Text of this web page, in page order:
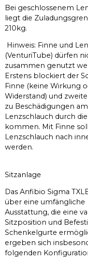
Bei geschlossenem
liegt die
210kg.
Hinweis: Finne und
(VenturiTube) dürfen
zusammen genutzt
Erstens blockiert der
Finne (keine Wirkung
Widerstand) und
zu Beschädigungen am
Lenzschlauch durch
kommen. Mit Finne
Lenzschlauch nach
werden.
Sitzanlage
Das Anfibio Sigma
über eine umfängliche
Ausstattung, die eine
Sitzposition und
Schenkelgurte
ergeben sich
folgenden